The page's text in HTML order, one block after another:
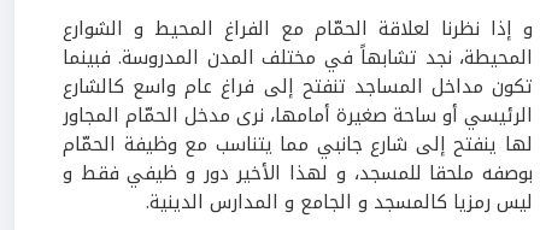
و إذا نظرنا لعلاقة الحمّام مع الفراغ المحيط و الشوارع
المحيطة، نجد تشابهاً في مختلف المدن المدروسة. فبينما
تكون مداخل المساجد تنفتح إلى فراغ عام واسع كالشارع
الرئيسي أو ساحة صغيرة أمامها، نرى مدخل الحمّام المجاور
لها ينفتح إلى شارع جانبي مما يتناسب مع وظيفة الحمّام
بوصفه ملحقا للمسجد، و لهذا الأخير دور و ظيفي فقط و
ليس رمزيا كالمسجد و الجامع و المدارس الدينية.